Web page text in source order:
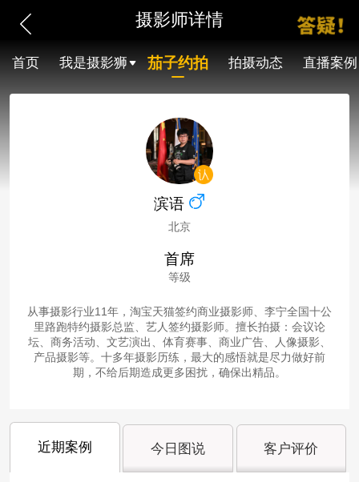
摄影师详情
首页 我是摄影狮 茄子约拍 拍摄动态 直播案例
滨语
北京
首席
等级
从事摄影行业11年，淘宝天猫签约商业摄影师、李宁全国十公
里路跑特约摄影总监、艺人签约摄影师。擅长拍摄：会议论
坛、商务活动、文艺演出、体育赛事、商业广告、人像摄影、
产品摄影等。十多年摄影历练，最大的感悟就是尽力做好前
期，不给后期造成更多困扰，确保出精品。
近期案例 今日图说 客户评价